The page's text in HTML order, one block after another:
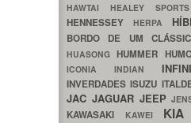
HAWTAI HEALEY
HENNESSEY HERPA
BORDO DE UM
HUASONGHUMMER
ICONIA INDIAN
INVERDADESISUZU
JAC JAGUAR JEEP
KAWASAKI KAWEI KIA